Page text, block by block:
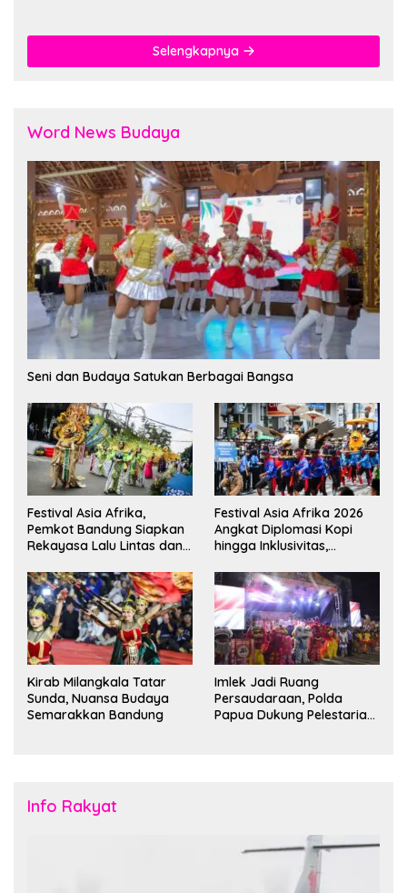
Selengkapnya
Word News Budaya
Seni dan Budaya Satukan Berbagai Bangsa
Festival Asia Afrika,
Pemkot Bandung Siapkan
Rekayasa Lalu Lintas dan
Festival Asia Afrika 2026
Angkat Diplomasi Kopi
hingga Inklusivitas,
Duta Besar
Kirab Milangkala Tatar
Sunda, Nuansa Budaya
Semarakkan Bandung
Imlek Jadi Ruang
Persaudaraan, Polda
Papua Dukung Pelestarian
Info Rakyat